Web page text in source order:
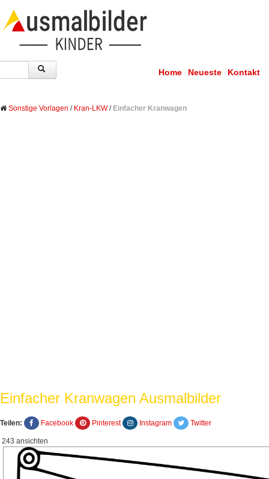
Home Neueste Kontakt
Sonstige Vorlagen / Kran-LKW/ Einfacher Kranwagen
Einfacher Kranwagen Ausmalbilder
Teilen: Facebook Pinterest Instagram Twitter
243 ansichten